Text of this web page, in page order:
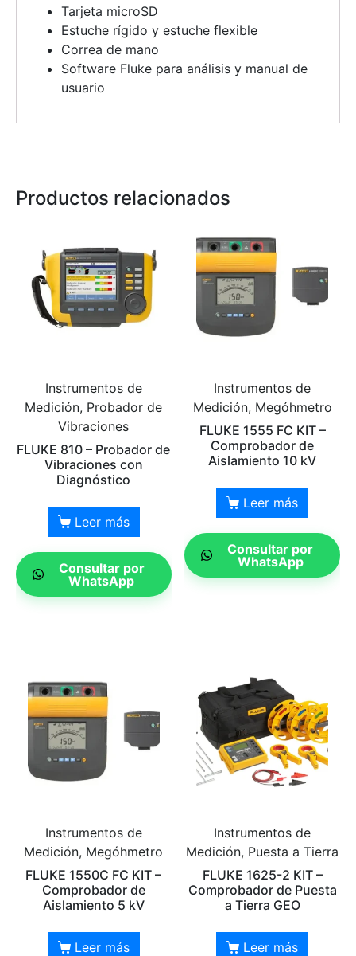
Tarjeta microSD
Estuche rígido y estuche flexible
Correa de mano
Software Fluke para análisis y manual de
usuario
Productos relacionados
Instrumentos de
Medición, Probador de
Vibraciones
FLUKE 810 – Probador de
Vibraciones con
Diagnóstico
Leer más
Consultar por
WhatsApp
Instrumentos de
Medición, Megóhmetro
FLUKE 1555 FC KIT –
Comprobador de
Aislamiento 10 kV
Leer más
Consultar por
WhatsApp
Instrumentos de
Medición, Megóhmetro
FLUKE 1550C FC KIT –
Comprobador de
Aislamiento 5 kV
Leer más
Instrumentos de
Medición, Puesta a Tierra
FLUKE 1625-2 KIT –
Comprobador de Puesta
a Tierra GEO
Leer más